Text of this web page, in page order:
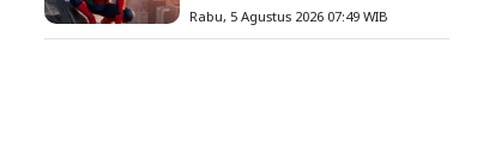
Endgame, Cetak Debut Box
Office Terbesar Sepanjang
Rabu, 5 Agustus 2026 07:49 WIB